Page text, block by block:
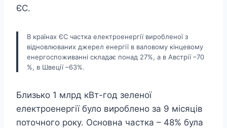
ЄС.
В країнах ЄС частка електроенергії виробленої з
відновлюваних джерел енергії в валовому кінцевому
енергоспоживанні складає понад 27%, а в Австрії –70
%, в Швеції –63%.
Близько 1 млрд кВт-год зеленої
електроенергії було вироблено за 9 місяців
поточного року. Основна частка – 48% була